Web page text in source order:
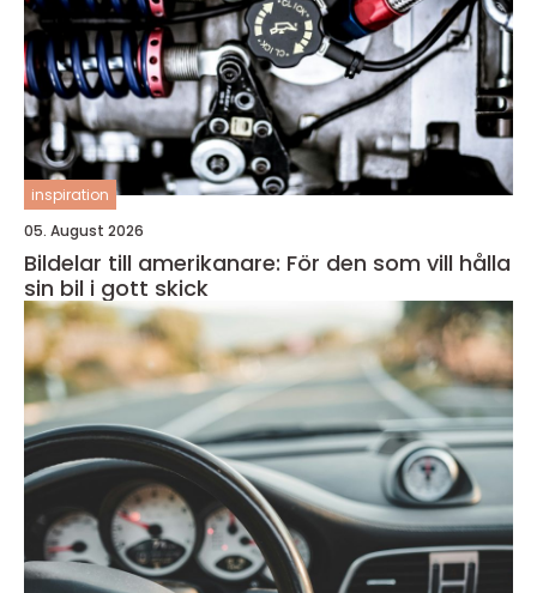
inspiration
05. August 2026
Bildelar till amerikanare: För den som vill hålla
sin bil i gott skick